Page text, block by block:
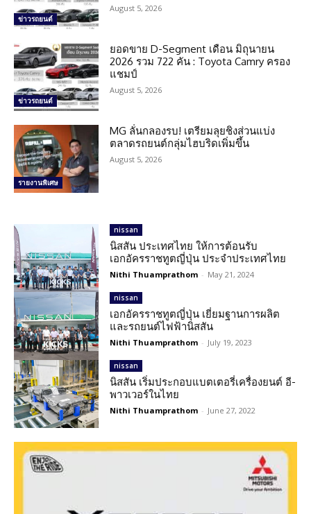
ข่าวรถยนต์
August 5, 2026
ข่าวรถยนต์
ยอดขาย D-Segment เดือน มิถุนายน
2026 รวม 722 คัน : Toyota Camry ครอง
แชมป์
August 5, 2026
รายงานพิเศษ
MG ลั่นกลองรบ! เตรียมลุยชิงส่วนแบ่ง
ตลาดรถยนต์กลุ่มไฮบริดเพิ่มขึ้น
August 5, 2026
nissan
นิสสัน ประเทศไทย ให้การต้อนรับ
เอกอัครราชทูตญี่ปุ่น ประจำประเทศไทย
Nithi Thuamprathom - May 21, 2024
nissan
เอกอัครราชทูตญี่ปุ่น เยี่ยมฐานการผลิต
และรถยนต์ไฟฟ้านิสสัน
Nithi Thuamprathom - July 19, 2023
nissan
นิสสัน เริ่มประกอบแบตเตอรี่เครื่องยนต์ อี-
พาวเวอร์ในไทย
Nithi Thuamprathom - June 27, 2022